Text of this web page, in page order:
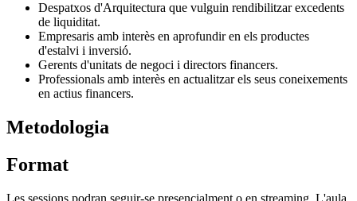
Despatxos d'Arquitectura que vulguin rendibilitzar excedents
de liquiditat.
Empresaris amb interès en aprofundir en els productes
d'estalvi i inversió.
Gerents d'unitats de negoci i directors financers.
Professionals amb interès en actualitzar els seus coneixements
en actius financers.
Metodologia
Format
Les sessions podran seguir-se presencialment o en streaming. L'aula